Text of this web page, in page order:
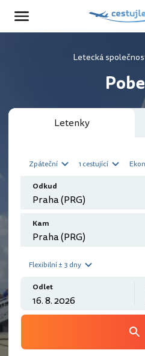
Letecká
Letenky
Zpáteční 1 cestující
Odkud
Kam
Flexibilní ± 3 dny
Odlet